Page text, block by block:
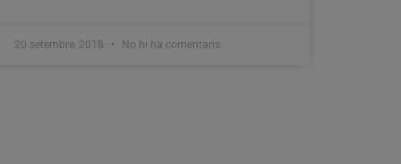
20 setembre, 2018 No hi ha comentaris